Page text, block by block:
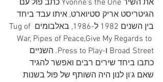
את השיר Yvonne's the One כתב פול עם
הגיטריסט אריק סטיוארט, איתו עבד ביחד
בין השנים 1982 ל-1986, באלבומים Tug of
War, Pipes of Peace,Give My Regards to
Broad Street ו-Press to Play. השניים
כתבו ביחד שירים רבים ואפשר להגיד
שאם ג'ון לנון היה השותף של פול בשנות